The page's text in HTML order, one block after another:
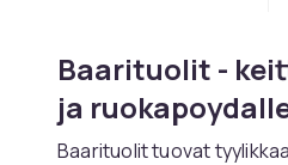
Baarituolit -
ja
Baarituolit tuovat